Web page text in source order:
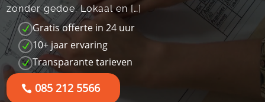
zonder gedoe.​ Lokaal en […]
N Gratis offerte in 24 uur
N 10+ jaar ervaring
N Transparante tarieven
085 212 5566